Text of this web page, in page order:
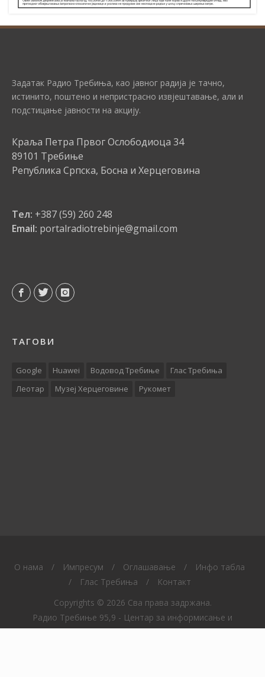
Задатак Радио Требиња, као јавног радија је тачно,
истинито, поштено и непристрасно извјештавање, али и
подстицање јавности на акцију.
Краља Петра Првог Ослободиоца 34
89101 Требиње
Република Српска, Босна и Херцеговина
Тел: +387 (59) 260 248
Email: portalradiotrebinje@gmail.com
ТАГОВИ
Google Huawei Водовод Требиње
Глас Требиња
Леотар
Музеј Херцеговине Рукомет
O нама / Импресум / Оглашавање /
Инфо табла
/
Глас Требиња /
Контакт
Copyrights © 2026 Сва права задржана.
Радио Требиње 95,9 - Центар за информисање и
образовање